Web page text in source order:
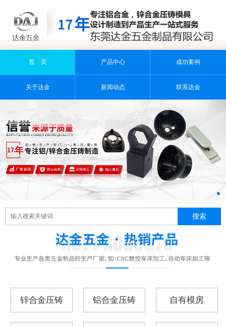
首 页 产品中心 成功案例
关于达金 新闻动态 联系达金
锌合金压铸 铝合金压铸 自有模房